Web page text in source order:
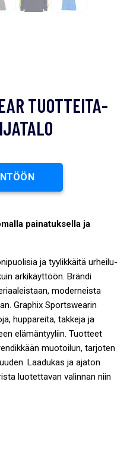
TUOTTEITA-
painatuksella ja
ja tyylikkäitä urheilu-
arkikäyttöön. Brändi
moderneista
Graphix Sportswearin
huppareita, takkeja ja
elämäntyyliin. Tuotteet
muotoilun, tarjoten
Laadukas ja ajaton
luotettavan valinnan niin